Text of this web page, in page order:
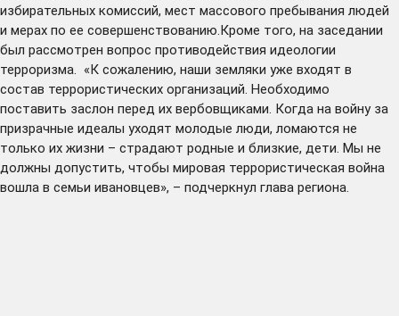
избирательных комиссий, мест массового пребывания людей
и мерах по ее совершенствованию.Кроме того, на заседании
был рассмотрен вопрос противодействия идеологии
терроризма. «К сожалению, наши земляки уже входят в
состав террористических организаций. Необходимо
поставить заслон перед их вербовщиками. Когда на войну за
призрачные идеалы уходят молодые люди, ломаются не
только их жизни – страдают родные и близкие, дети. Мы не
должны допустить, чтобы мировая террористическая война
вошла в семьи ивановцев», – подчеркнул глава региона.